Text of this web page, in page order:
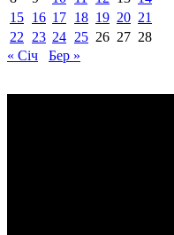
15 16 17 18 19 20 21
22
23 24 25 26 27 28
« Січ
Бер »